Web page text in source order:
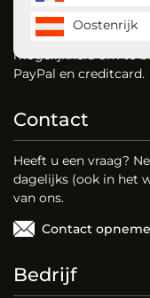
Oostenrijk
u gemakkelijk uw
vignet voor
mogelijkheid om te
PayPal en creditcard.
Contact
Heeft u een vraag?
dagelijks (ook in het
van ons.
Contact
Bedrijf